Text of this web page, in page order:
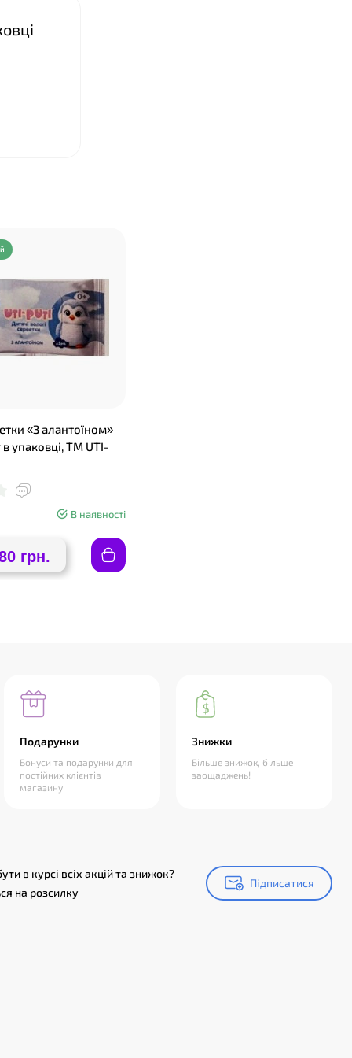
«З алантоїном»
в упаковці, ТМ UTI-
В наявності
грн.
Подарунки
Бонуси та подарунки для
постійних клієнтів
магазину
Знижки
Більше знижок, більше
заощаджень!
в курсі всіх акцій та знижок?
на розсилку
Підписатися
Підписатися